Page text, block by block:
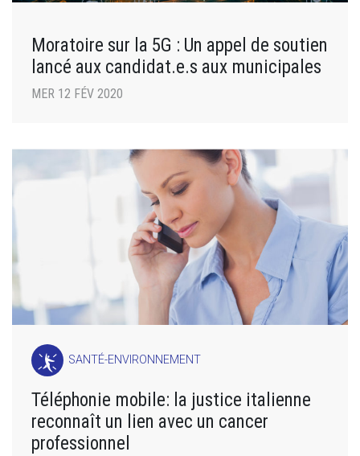
Moratoire sur la 5G : Un appel de soutien
lancé aux candidat.e.s aux municipales
MER 12 FÉV 2020
SANTÉ-ENVIRONNEMENT
Téléphonie mobile: la justice italienne
reconnaît un lien avec un cancer
professionnel